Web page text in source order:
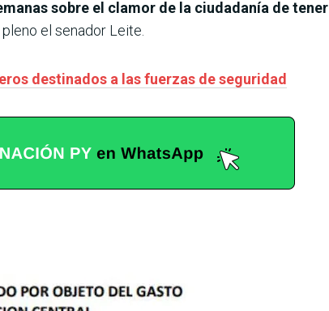
sobre el clamor de la ciudadanía de tener
el senador Leite.
destinados a las fuerzas de seguridad